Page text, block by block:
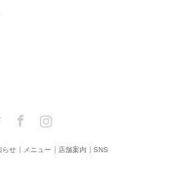
Twitter Facebook
らせ メニュー 店舗案内 SNS